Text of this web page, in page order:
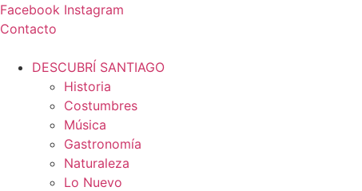
Ir
al
Facebook Instagram
Contacto
DESCUBRÍ SANTIAGO
Historia
Costumbres
Música
Gastronomía
Naturaleza
Lo Nuevo